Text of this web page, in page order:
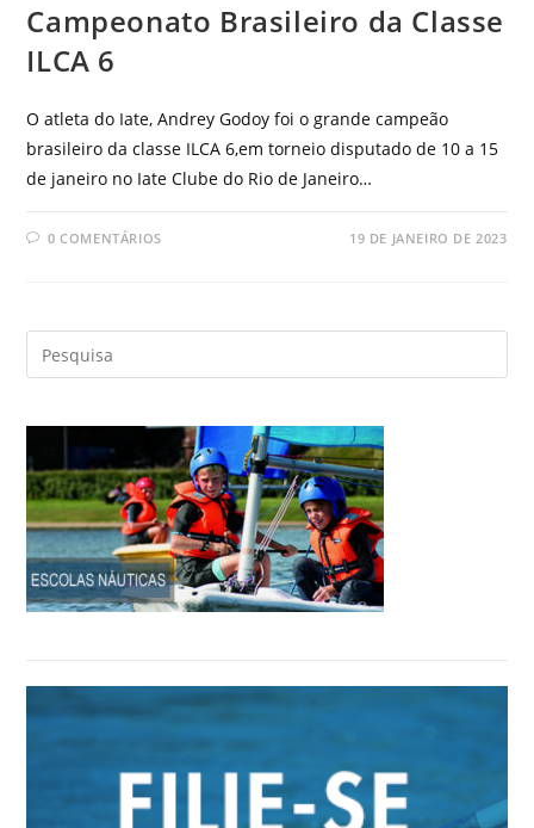
Campeonato Brasileiro da Classe
ILCA 6
O atleta do Iate, Andrey Godoy foi o grande campeão
brasileiro da classe ILCA 6,em torneio disputado de 10 a 15
de janeiro no Iate Clube do Rio de Janeiro…
0 COMENTÁRIOS 19 DE JANEIRO DE 2023